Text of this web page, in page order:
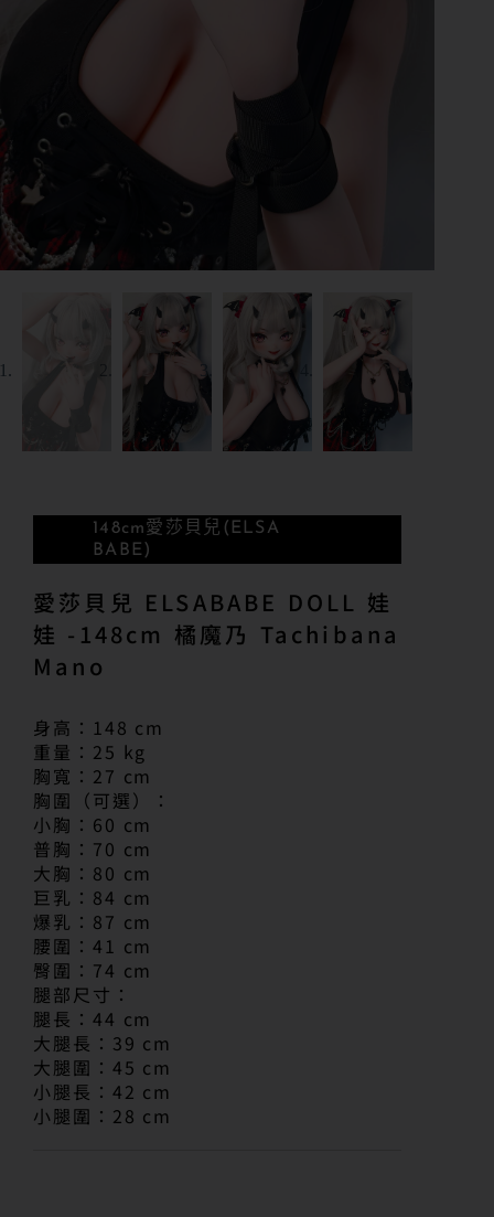
148cm愛莎貝兒(ELSA
BABE)
愛莎貝兒 ELSABABE DOLL 娃
娃 -148cm 橘魔乃 Tachibana
Mano
身高：148 cm
重量：25 kg
胸寬：27 cm
胸圍（可選）：
小胸：60 cm
普胸：70 cm
大胸：80 cm
巨乳：84 cm
爆乳：87 cm
腰圍：41 cm
臀圍：74 cm
腿部尺寸：
腿長：44 cm
大腿長：39 cm
大腿圍：45 cm
小腿長：42 cm
小腿圍：28 cm